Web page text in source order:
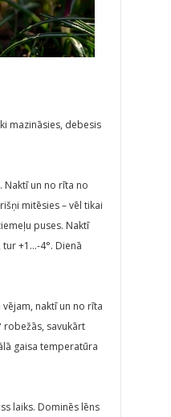
mazināsies, debesis
Naktī un no rīta no
mitēsies – vēl tikai
puses. Naktī
+1…-4°. Dienā
naktī un no rīta
savukārt
gaisa temperatūra
laiks. Dominēs lēns